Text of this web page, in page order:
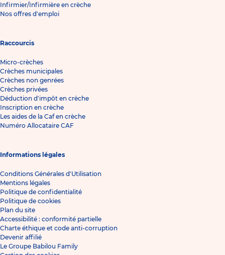
Infirmier/Infirmière en crèche
Nos offres d'emploi
Raccourcis
Micro-crèches
Crèches municipales
Crèches non genrées
Crèches privées
Déduction d'impôt en crèche
Inscription en crèche
Les aides de la Caf en crèche
Numéro Allocataire CAF
Informations légales
Conditions Générales d'Utilisation
Mentions légales
Politique de confidentialité
Politique de cookies
Plan du site
Accessibilité : conformité partielle
Charte éthique et code anti-corruption
Devenir affilié
Le Groupe Babilou Family